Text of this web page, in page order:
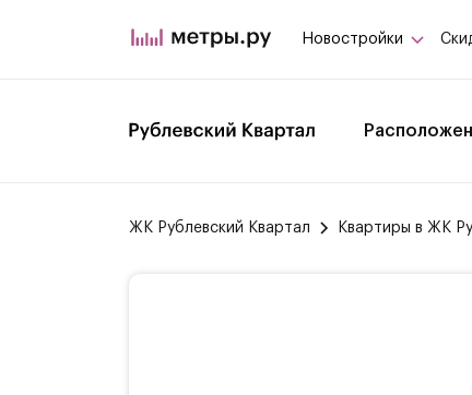
Новостройки
ЖК Рублевский Квартал Квартиры в ЖК